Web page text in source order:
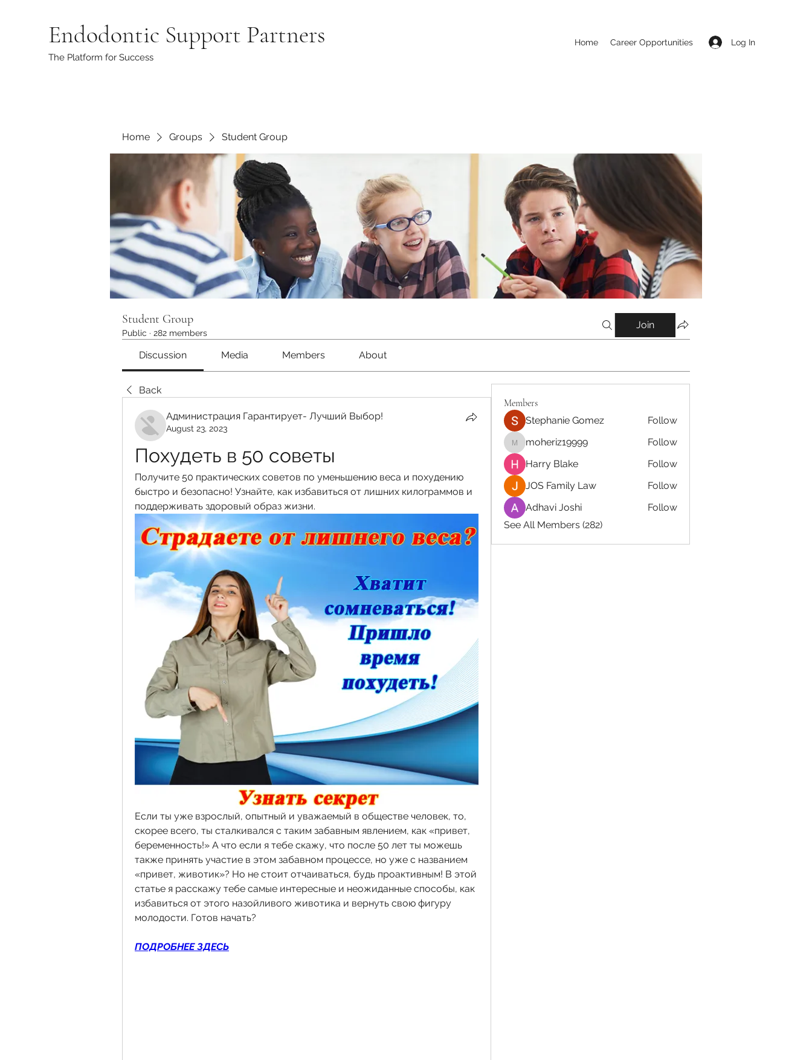
Endodontic Support Partners
The Platform for Success
Log In
Home Career Opportunities
Home Groups Student Group
Student Group
Public · 282 members
Join
Discussion Media Members About
Back
Администрация Гарантирует- Лучший Выбор!
August 23, 2023
Похудеть в 50 советы
Получите 50 практических советов по уменьшению веса и похудению
быстро и безопасно! Узнайте, как избавиться от лишних килограммов и
поддерживать здоровый образ жизни.
Если ты уже взрослый, опытный и уважаемый в обществе человек, то,
скорее всего, ты сталкивался с таким забавным явлением, как «привет,
беременность!» А что если я тебе скажу, что после 50 лет ты можешь
также принять участие в этом забавном процессе, но уже с названием
«привет, животик»? Но не стоит отчаиваться, будь проактивным! В этой
статье я расскажу тебе самые интересные и неожиданные способы, как
избавиться от этого назойливого животика и вернуть свою фигуру
молодости. Готов начать?
ПОДРОБНЕЕ ЗДЕСЬ
Members
Stephanie Gomez Follow
moheriz19999
moheriz19999
Follow
Harry Blake
Follow
JOS Family Law
Follow
Adhavi Joshi
Follow
See All Members (282)